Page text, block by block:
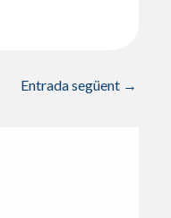
Entrada següent →